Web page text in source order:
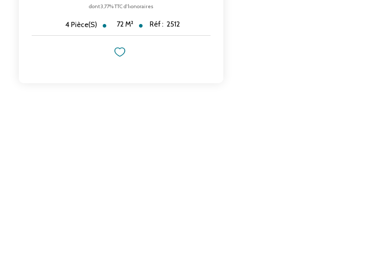
dont 3,77% TTC d'honoraires
4Pièce(s) 72M² Réf : 2512